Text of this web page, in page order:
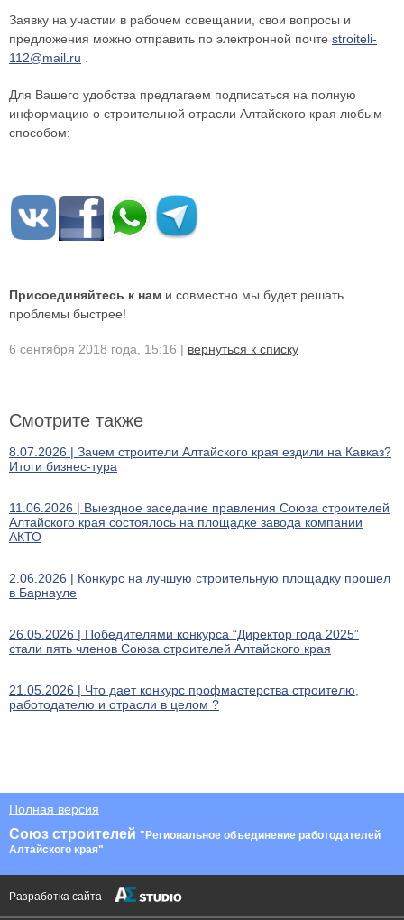
Заявку на участии в рабочем совещании, свои вопросы и
предложения можно отправить по электронной почте stroiteli-
112@mail.ru
Для Вашего удобства предлагаем подписаться на полную
информацию о строительной отрасли Алтайского края любым
способом:
Присоединяйтесь к нам и совместно мы будет решать
проблемы быстрее!
6 сентября 2018 года, 15:16 | вернуться к списку
Смотрите также
8.07.2026 | Зачем строители Алтайского края ездили на Кавказ?
Итоги бизнес-тура
11.06.2026 | Выездное заседание правления Союза строителей
Алтайского края состоялось на площадке завода компании
АКТО
2.06.2026 | Конкурс на лучшую строительную площадку прошел
в Барнауле
26.05.2026 | Победителями конкурса “Директор года 2025”
стали пять членов Союза строителей Алтайского края
21.05.2026 | Что дает конкурс профмастерства строителю,
работодателю и отрасли в целом ?
Полная версия
Союз строителей "Региональное объединение работодателей
Алтайского края"
Разработка сайта –